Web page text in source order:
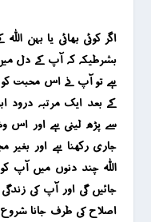
اگر کوئی بھائی یا بہن
بشرطیکہ کہ آپ کے دل
ہے تو آپ نے اس محبت کو
سے پڑھ لینی ہے اور اس
جاری رکھنا ہے اور بغیر
اللہ چند دنوں میں آپ
جائیں گی اور آپ کی
اصلاح کی طرف جانا شروع